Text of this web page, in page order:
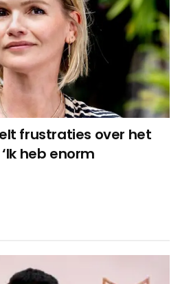
frustraties over het
heb enorm